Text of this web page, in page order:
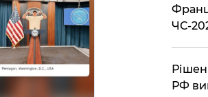
ЧС-
РФ